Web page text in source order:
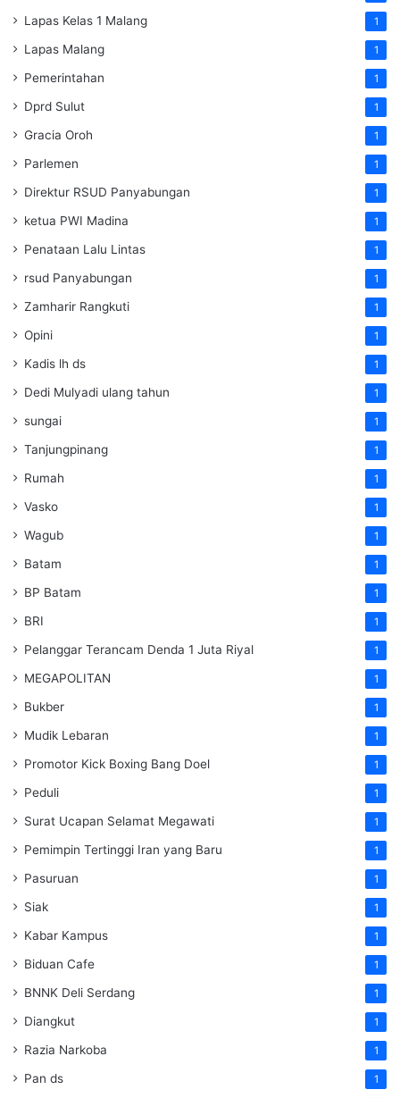
Lapas Kelas 1 Malang 1
Lapas Malang 1
Pemerintahan 1
Dprd Sulut 1
Gracia Oroh 1
Parlemen 1
Direktur RSUD Panyabungan 1
ketua PWI Madina 1
Penataan Lalu Lintas 1
rsud Panyabungan 1
Zamharir Rangkuti 1
Opini 1
Kadis lh ds 1
Dedi Mulyadi ulang tahun 1
sungai 1
Tanjungpinang 1
Rumah 1
Vasko 1
Wagub 1
Batam 1
BP Batam 1
BRI 1
Pelanggar Terancam Denda 1 Juta Riyal 1
MEGAPOLITAN 1
Bukber 1
Mudik Lebaran 1
Promotor Kick Boxing Bang Doel 1
Peduli 1
Surat Ucapan Selamat Megawati 1
Pemimpin Tertinggi Iran yang Baru 1
Pasuruan 1
Siak 1
Kabar Kampus 1
Biduan Cafe 1
BNNK Deli Serdang 1
Diangkut 1
Razia Narkoba 1
Pan ds 1